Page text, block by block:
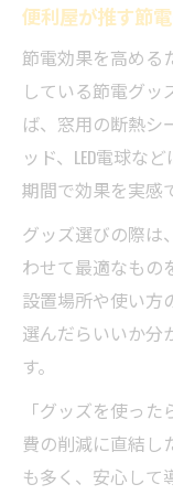
便利屋が推す節
節電効果を高める
している節電グッ
ば、窓用の断熱シ
ッド、LED電球な
期間で効果を実感
グッズ選びの際は
わせて最適なもの
設置場所や使い方
選んだらいいか分
す。
「グッズを使っ
費の削減に直結し
も多く、安心して